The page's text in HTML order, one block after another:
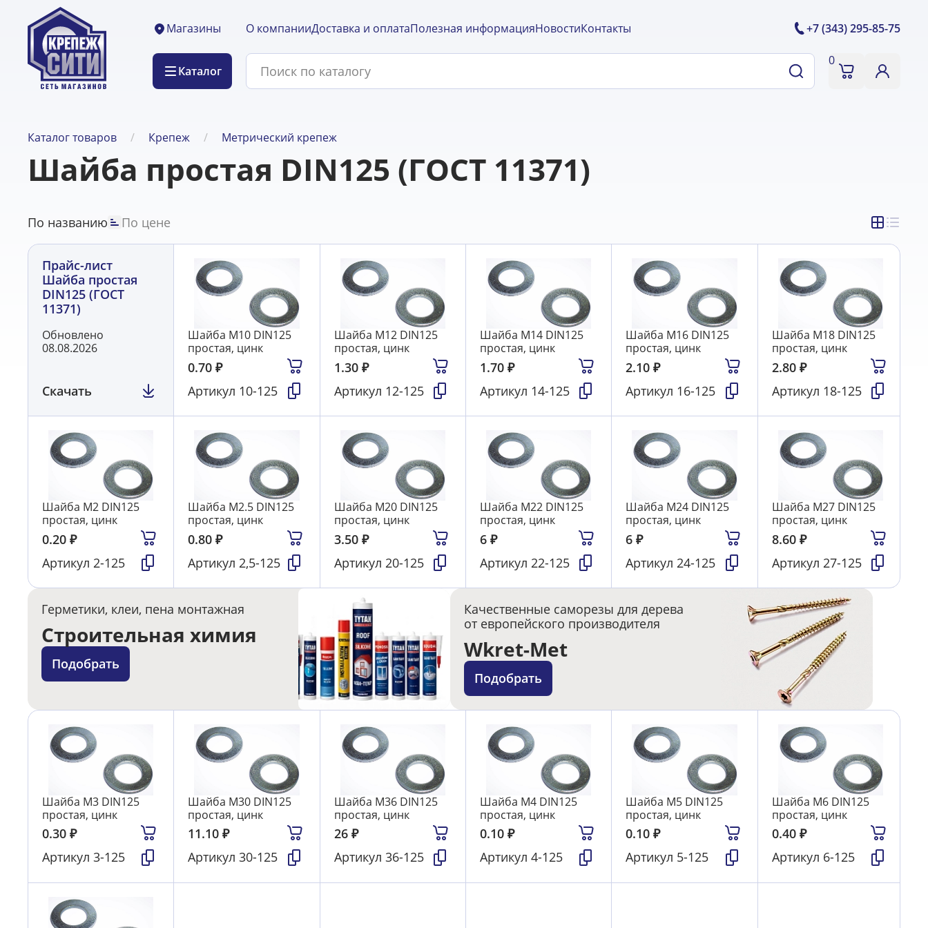
Магазины
Каталог
О компанииДоставка и оплатаПолезная информацияНовостиКонтакты +7 (343) 295-85-75
0
Каталог товаров Крепеж Метрический крепеж
Шайба простая DIN125 (ГОСТ 11371)
По названию По цене
Прайс-лист
Шайба простая
DIN125 (ГОСТ
11371)
Обновлено
08.08.2026
Скачать
Шайба М10 DIN125
простая, цинк
0.70₽
Артикул 10-125
Шайба М12 DIN125
простая, цинк
1.30 ₽
Артикул 12-125
Шайба М14 DIN125
простая, цинк
1.70 ₽
Артикул 14-125
Шайба М16 DIN125
простая, цинк
2.10₽
Артикул 16-125
Шайба М18 DIN125
простая, цинк
2.80 ₽
Артикул 18-125
Шайба М2 DIN125
простая, цинк
0.20 ₽
Артикул 2-125
Шайба М2.5 DIN125
простая, цинк
0.80₽
Артикул2,5-125
Шайба М20 DIN125
простая, цинк
3.50 ₽
Артикул 20-125
Шайба М22 DIN125
простая, цинк
6 ₽
Артикул 22-125
Шайба М24 DIN125
простая, цинк
6₽
Артикул24-125
Шайба М27 DIN125
простая, цинк
8.60 ₽
Артикул 27-125
Герметики, клеи, пена монтажная
Строительная химия
Подобрать
Качественные саморезы для дерева
от европейского производителя
Wkret-Met
Подобрать
Шайба М3 DIN125
простая, цинк
0.30 ₽
Артикул 3-125
Шайба М30 DIN125
простая, цинк
11.10₽
Артикул30-125
Шайба М36 DIN125
простая, цинк
26 ₽
Артикул 36-125
Шайба М4 DIN125
простая, цинк
0.10 ₽
Артикул 4-125
Шайба М5 DIN125
простая, цинк
0.10₽
Артикул 5-125
Шайба М6 DIN125
простая, цинк
0.40 ₽
Артикул 6-125